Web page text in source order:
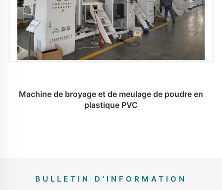
Machine de broyage et de meulage de poudre en
plastique PVC
BULLETIN D'INFORMATION